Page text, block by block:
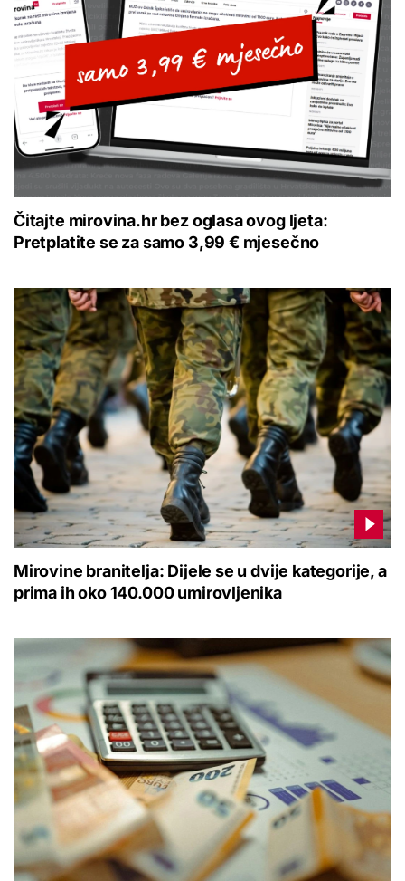
Čitajte mirovina.hr bez oglasa ovog ljeta:
Pretplatite se za samo 3,99 € mjesečno
Mirovine branitelja: Dijele se u dvije kategorije, a
prima ih oko 140.000 umirovljenika